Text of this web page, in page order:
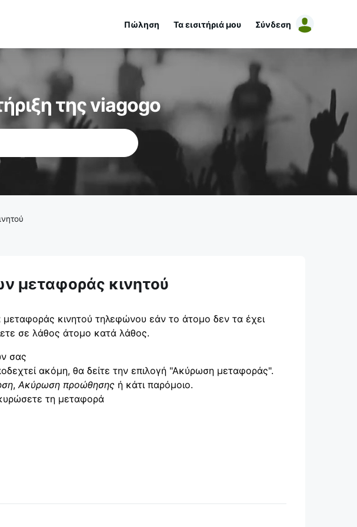
Πώληση Τα εισιτήριά μου Σύνδεση
της viagogo
μεταφοράς κινητού
κινητού τηλεφώνου εάν το άτομο δεν τα έχει
σε λάθος άτομο κατά λάθος.
σας
ακόμη, θα δείτε την επιλογή "Ακύρωση μεταφοράς".
,Ακύρωση προώθησης ή κάτι παρόμοιο.
τη μεταφορά